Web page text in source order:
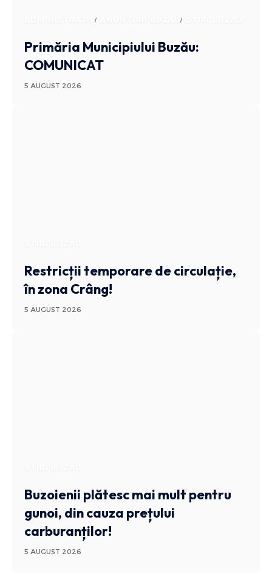
ADMINISTRATIV ANUNTURI BUZAU
Primăria Municipiului Buzău:
COMUNICAT
5 AUGUST 2026
Restricții temporare de circulație,
în zona Crâng!
5 AUGUST 2026
Buzoienii plătesc mai mult pentru
gunoi, din cauza prețului
carburanților!
5 AUGUST 2026